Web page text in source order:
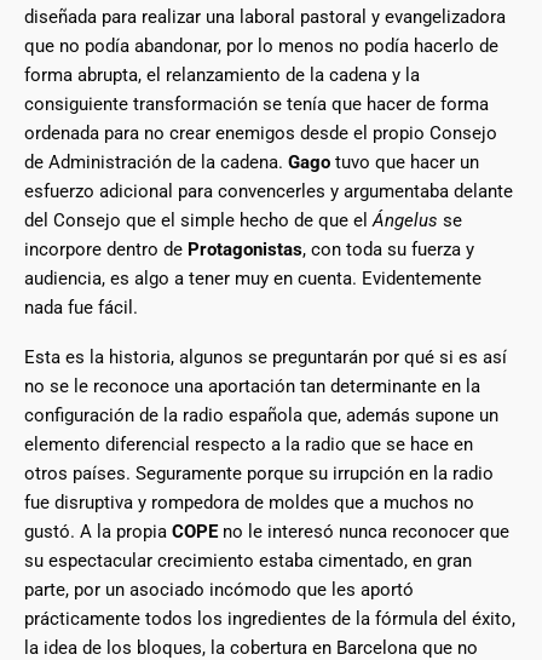
diseñada para realizar una laboral pastoral y evangelizadora
que no podía abandonar, por lo menos no podía hacerlo de
forma abrupta, el relanzamiento de la cadena y la
consiguiente transformación se tenía que hacer de forma
ordenada para no crear enemigos desde el propio Consejo
de Administración de la cadena. Gago tuvo que hacer un
esfuerzo adicional para convencerles y argumentaba delante
del Consejo que el simple hecho de que elÁngelus se
incorpore dentro de Protagonistas, con toda su fuerza y
audiencia, es algo a tener muy en cuenta. Evidentemente
nada fue fácil.
Esta es la historia, algunos se preguntarán por qué si es así
no se le reconoce una aportación tan determinante en la
configuración de la radio española que, además supone un
elemento diferencial respecto a la radio que se hace en
otros países. Seguramente porque su irrupción en la radio
fue disruptiva y rompedora de moldes que a muchos no
gustó. A la propia COPEno le interesó nunca reconocer que
su espectacular crecimiento estaba cimentado, en gran
parte, por un asociado incómodo que les aportó
prácticamente todos los ingredientes de la fórmula del éxito,
la idea de los bloques, la cobertura en Barcelona que no